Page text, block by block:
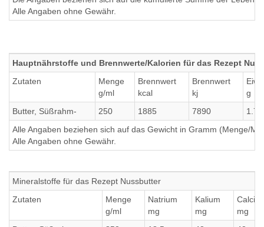
Alle Angaben ohne Gewähr.
Hauptnährstoffe und Brennwerte/Kalorien für das Rezept
Zutaten
Menge
g/ml
Brennwert
kcal
Brennwert
kj
g
Butter, Süßrahm-
250 1885 7890
1.75
Alle Angaben beziehen sich auf das Gewicht in Gramm (Menge/
Alle Angaben ohne Gewähr.
Mineralstoffe für das Rezept Nussbutter
Zutaten
Menge
g/ml
Natrium
mg
Kalium
mg
mg